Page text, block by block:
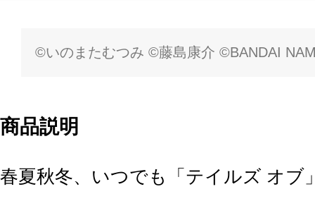
©いのまたむつみ ©藤島康介 ©BANDAI
商品説明
春夏秋冬、いつでも「テイルズ オブ